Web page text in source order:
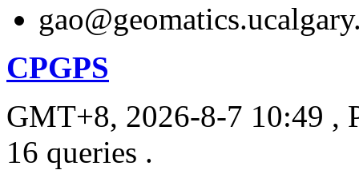
CPGPS
GMT+8, 2026-8-7 10:49 ,
16 queries .